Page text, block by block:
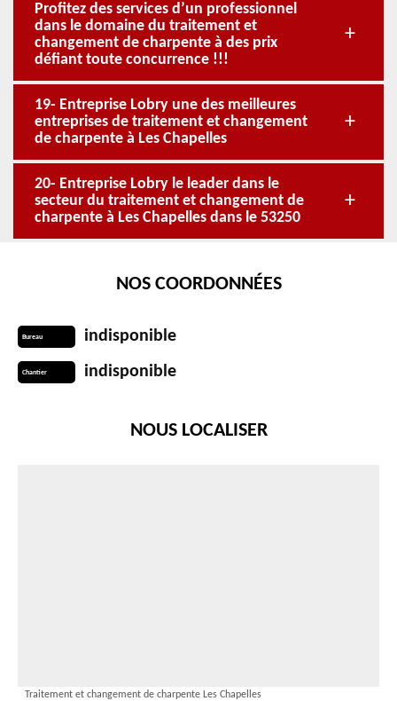
Profitez des services d’un professionnel
dans le domaine du traitement et
changement de charpente à des prix
défiant toute concurrence !!!
19- Entreprise Lobry une des meilleures
entreprises de traitement et changement
de charpente à Les Chapelles
20- Entreprise Lobry le leader dans le
secteur du traitement et changement de
charpente à Les Chapelles dans le 53250
NOS COORDONNÉES
Bureau indisponible
Chantier indisponible
NOUS LOCALISER
Traitement et changement de charpente Les Chapelles